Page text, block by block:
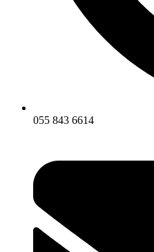
055 843 6614